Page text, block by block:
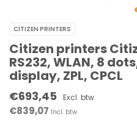
CITIZEN PRINTERS
Citizen printers
RS232, WLAN, 8
display, ZPL, CPCL
€693,45 Excl. btw
€839,07 Incl. btw